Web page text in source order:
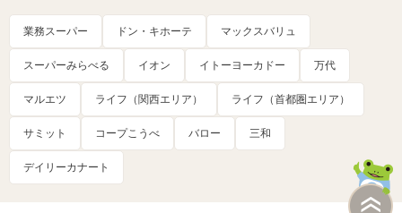
業務スーパー ドン・キホーテ マックスバリュ
スーパーみらべる イオン イトーヨーカドー 万代
マルエツ ライフ（関西エリア） ライフ（首都圏エリア）
サミット コープこうべ バロー 三和
デイリーカナート